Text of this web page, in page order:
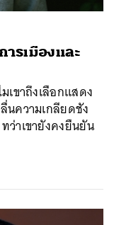
รเมืองและ
ขาถึงเลือกแสดง
นความเกลียดชัง
ว่าเขายังคงยืนยัน